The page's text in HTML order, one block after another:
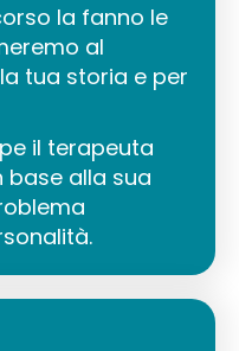
la fanno le
al
tua storia e per
il terapeuta
alla sua